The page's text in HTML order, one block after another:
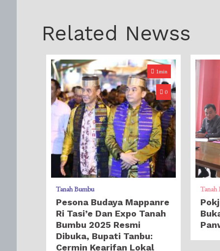
Related Newss
1min
0
Tanah Bumbu
Pesona Budaya Mappanre
Ri Tasi’e Dan Expo Tanah
Bumbu 2025 Resmi
Dibuka, Bupati Tanbu:
Cermin Kearifan Lokal
Tanah